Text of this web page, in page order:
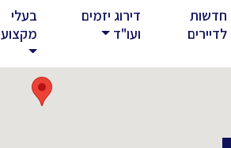
בעלי
מקצוע
דירוג יזמים
ועו"ד
חדשות
לדיירים